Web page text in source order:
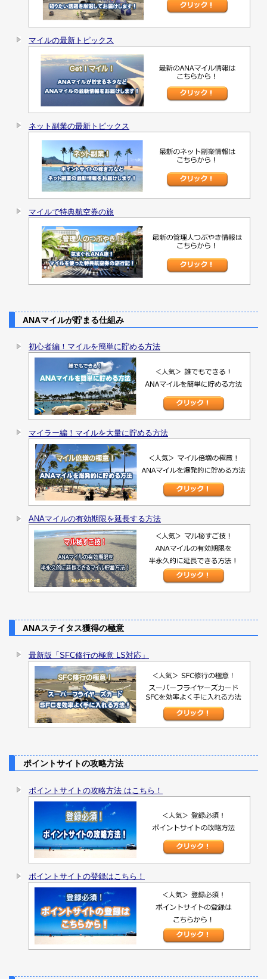
マイルの最新トピックス
ネット副業の最新トピックス
マイルで特典航空券の旅
ANAマイルが貯まる仕組み
初心者編！マイルを簡単に貯める方法
マイラー編！マイルを大量に貯める方法
ANAマイルの有効期限を延長する方法
ANAステイタス獲得の極意
最新版「SFC修行の極意 LS対応」
ポイントサイトの攻略方法
ポイントサイトの攻略方法 はこちら！
ポイントサイトの登録はこちら！